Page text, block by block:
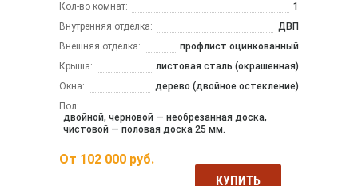
Кол-во комнат:
1
Внутренняя отделка:
ДВП
Внешняя отделка:
профлист оцинкованный
Крыша:
листовая сталь (окрашенная)
Окна:
дерево (двойное остекление)
Пол:
двойной, черновой — необрезанная доска,
чистовой — половая доска 25 мм.
От 102 000 руб.
КУПИТЬ